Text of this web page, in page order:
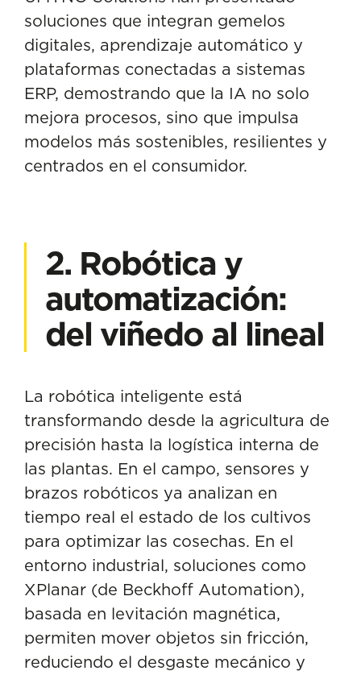
soluciones que integran gemelos
digitales, aprendizaje automático y
plataformas conectadas a sistemas
ERP, demostrando que la IA no solo
mejora procesos, sino que impulsa
modelos más sostenibles, resilientes y
centrados en el consumidor.
2. Robótica y
automatización:
del viñedo al lineal
La robótica inteligente está
transformando desde la agricultura de
precisión hasta la logística interna de
las plantas. En el campo, sensores y
brazos robóticos ya analizan en
tiempo real el estado de los cultivos
para optimizar las cosechas. En el
entorno industrial, soluciones como
XPlanar (de Beckhoff Automation),
basada en levitación magnética,
permiten mover objetos sin fricción,
reduciendo el desgaste mecánico y